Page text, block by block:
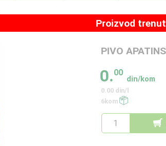
Proizvod
PIVO
0.00
din/kom
0.00 din/l
6kom